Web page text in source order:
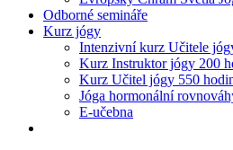
Odborné semináře
Kurz jógy
Intenzivní kurz Učitele
Kurz Instruktor jógy 200
Kurz Učitel jógy 550
Jóga hormonální
E-učebna